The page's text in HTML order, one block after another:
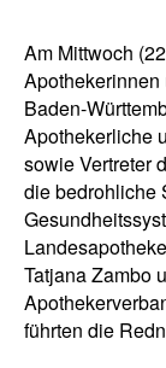
Am Mittwoch
Baden-
Apothekerliche
sowie Vertreter
die bedrohliche
Tatjana Zambo
führten die